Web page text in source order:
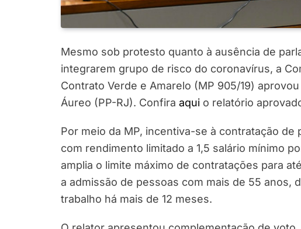
Mesmo sob protesto quanto à ausência de
integrarem grupo de risco do coronavírus, a
Contrato Verde e Amarelo (MP 905/19)
Áureo (PP-RJ). Confira aqui o relatório
Por meio da MP, incentiva-se à contratação de
com rendimento limitado a 1,5 salário mínimo
amplia o limite máximo de contratações para
a admissão de pessoas com mais de 55 anos,
trabalho há mais de 12 meses.